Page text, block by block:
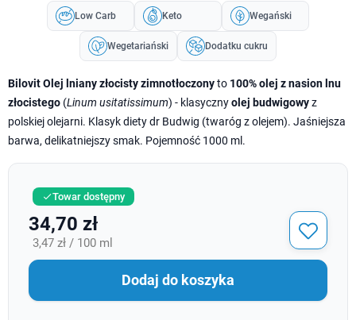
Low Carb Keto Wegański
Wegetariański Dodatku cukru
Bilovit Olej lniany złocisty zimnotłoczonyto 100% olej z nasion lnu
złocistego (Linum usitatissimum) - klasycznyolej budwigowyz
polskiej olejarni. Klasyk diety dr Budwig (twaróg z olejem). Jaśniejsza
barwa, delikatniejszy smak. Pojemność 1000 ml.
Towar dostępny
34,70 zł
3,47 zł / 100 ml
Dodaj do koszyka